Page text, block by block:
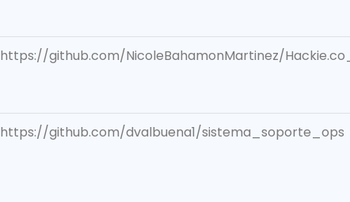
https://github.com/NicoleBahamonMartinez/
https://github.com/dvalbuena1/sistema_soporte_ops